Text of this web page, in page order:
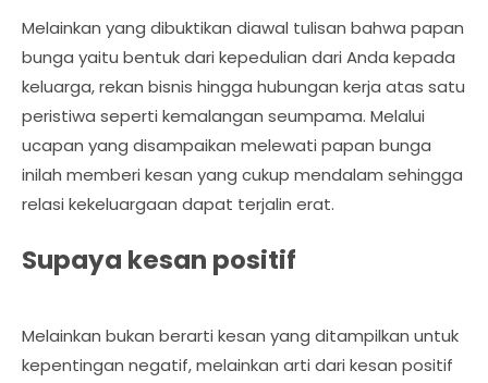
Melainkan yang dibuktikan diawal tulisan bahwa papan
bunga yaitu bentuk dari kepedulian dari Anda kepada
keluarga, rekan bisnis hingga hubungan kerja atas satu
peristiwa seperti kemalangan seumpama. Melalui
ucapan yang disampaikan melewati papan bunga
inilah memberi kesan yang cukup mendalam sehingga
relasi kekeluargaan dapat terjalin erat.
Supaya kesan positif
Melainkan bukan berarti kesan yang ditampilkan untuk
kepentingan negatif, melainkan arti dari kesan positif